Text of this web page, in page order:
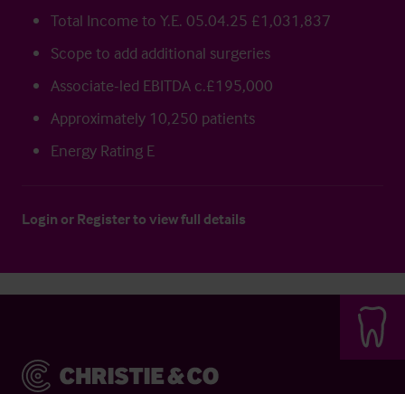
Total Income to Y.E. 05.04.25 £1,031,837
Scope to add additional surgeries
Associate-led EBITDA c.£195,000
Approximately 10,250 patients
Energy Rating E
Login or Registerto view full details